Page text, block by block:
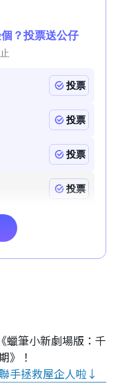
蠟筆小新劇場版：千
》！
手拯救屋企人啦↓